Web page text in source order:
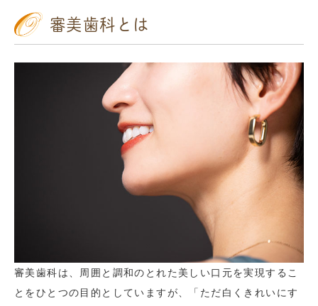
審美歯科とは
審美歯科は、周囲と調和のとれた美しい口元を実現するこ
とをひとつの目的としていますが、「ただ白くきれいにす